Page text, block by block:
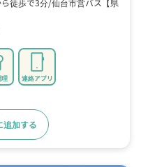
徒歩で3分 仙台市営バス【県
理 連絡アプリ
追加する